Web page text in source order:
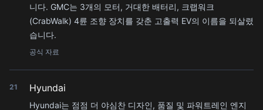
니다. GMC는 3개의 모터, 거대한 배터리, 크랩워크
(CrabWalk) 4륜 조향 장치를 갖춘 고출력 EV의 이름을 되살렸
습니다.
공식 자료
21 Hyundai
Hyundai는 점점 더 야심찬 디자인, 품질 및 파워트레인 엔지